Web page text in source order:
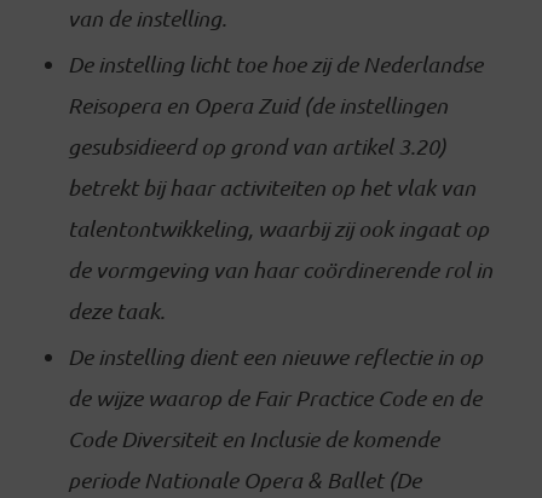
van de instelling.
De instelling licht toe hoe zij de Nederlandse
Reisopera en Opera Zuid (de instellingen
gesubsidieerd op grond van artikel 3.20)
betrekt bij haar activiteiten op het vlak van
talentontwikkeling, waarbij zij ook ingaat op
de vormgeving van haar coördinerende rol in
deze taak.
De instelling dient een nieuwe reflectie in op
de wijze waarop de Fair Practice Code en de
Code Diversiteit en Inclusie de komende
periode Nationale Opera & Ballet (De